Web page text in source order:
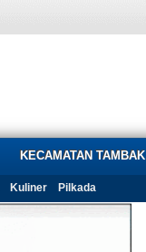
KECAMATAN TAMBAK
Kuliner Pilkada